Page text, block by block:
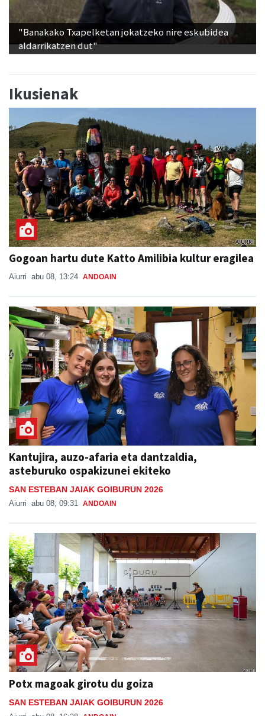
"Banakako Txapelketan jokatzeko nire eskubidea
aldarrikatzen dut"
Ikusienak
Gogoan hartu dute Katto Amilibia kultur eragilea
Aiurri abu 08, 13:24 ANDOAIN
Kantujira, auzo-afaria eta dantzaldia,
asteburuko ospakizunei ekiteko
SAN ESTEBAN JAIAK GOIBURUN 2026
Aiurri abu 08, 09:31 ANDOAIN
Potx magoak girotu du goiza
SAN ESTEBAN JAIAK GOIBURUN 2026